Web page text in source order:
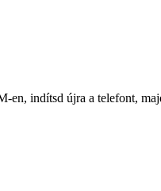
indítsd újra a telefont,